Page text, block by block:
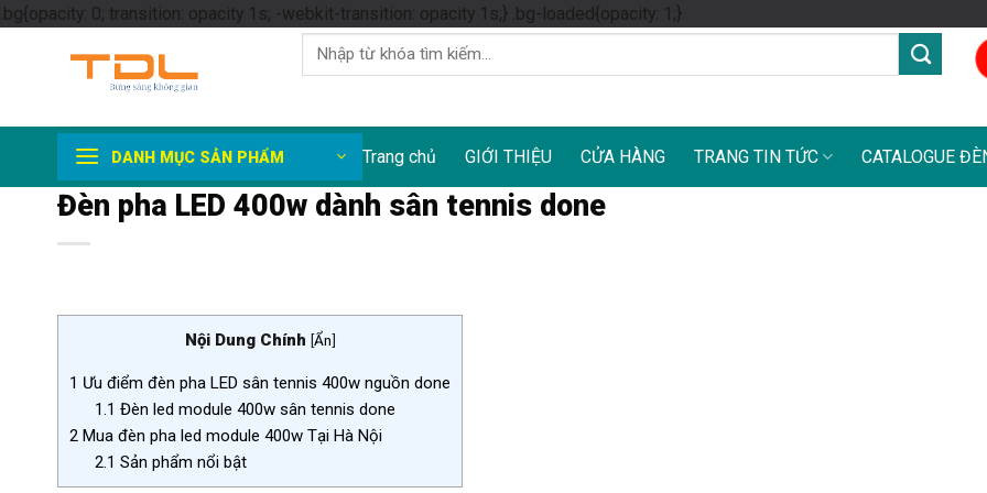
.bg{opacity: 0; transition: opacity 1s; -webkit-transition: opacity 1s;} .bg-loaded{opacity: 1;}Skip
to
Tìm
kiếm:
DANH MỤC SẢN PHẨM Trang chủ GIỚI THIỆU CỬA HÀNG TRANG TIN TỨC CATALOGUE
Đèn pha LED 400w dành sân tennis done
Nội Dung Chính [Ẩn]
1 Ưu điểm đèn pha LED sân tennis 400w nguồn done
1.1 Đèn led module 400w sân tennis done
2 Mua đèn pha led module 400w Tại Hà Nội
2.1 Sản phẩm nổi bật